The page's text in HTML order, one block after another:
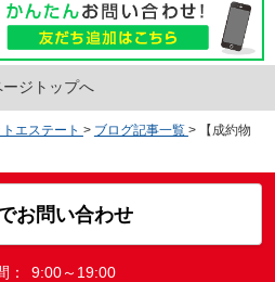
ージトップへ
エステート > ブログ記事一覧 >
【成約物
お問い合わせ
：
9:00～19:00